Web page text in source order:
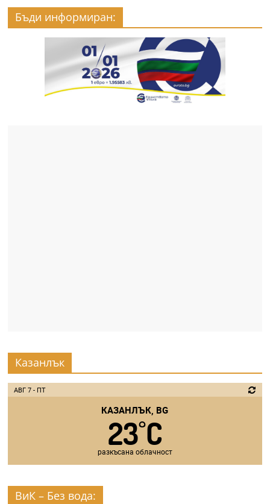
Бъди информиран:
Казанлък
АВГ 7 - ПТ
КАЗАНЛЪК, BG
23°C
разкъсана облачност
ВиК – Без вода: